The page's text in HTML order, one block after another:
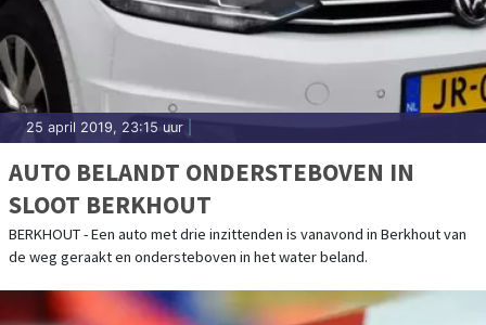
25 april 2019, 23:15 uur
AUTO BELANDT ONDERSTEBOVEN IN
SLOOT BERKHOUT
BERKHOUT - Een auto met drie inzittenden is vanavond in Berkhout van
de weg geraakt en ondersteboven in het water beland.